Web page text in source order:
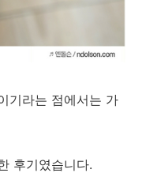
기라는 점에서는 가
후기였습니다.